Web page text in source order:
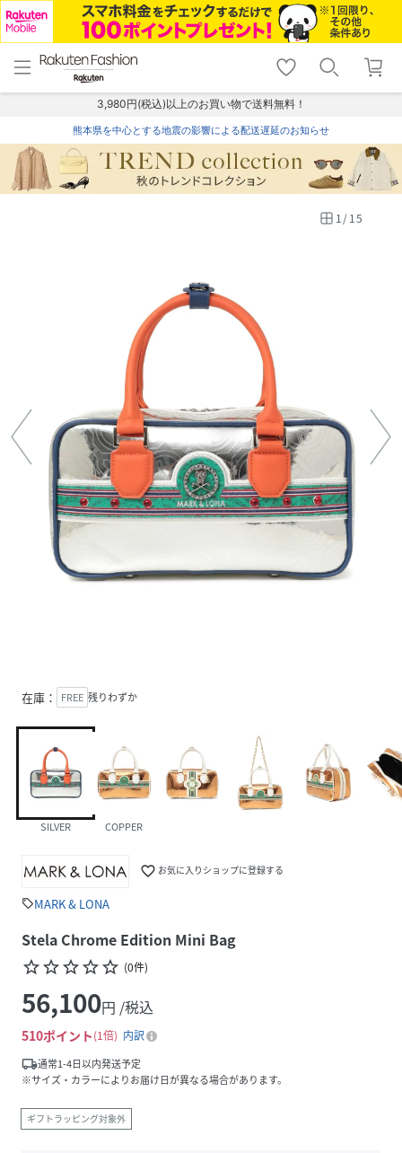
menu home
トップ
shopping_cart lock_outline
ログイン
3,980円(税込)以上のお買い物で送料無料！
熊本県を中心とする地震の影響による配送遅延のお知らせ
1/15
在庫： FREE 残りわずか
SILVER COPPER
favorite_border お気に入りショップに登録する
sellMARK & LONA
Stela Chrome Edition Mini Bag
star_borderstar_borderstar_borderstar_borderstar_border (0件)
56,100円 /税込
510ポイント 1倍
内訳
local_shipping通常1-4日以内発送予定
※サイズ・カラーによりお届け日が異なる場合があります。
ギフトラッピング対象外